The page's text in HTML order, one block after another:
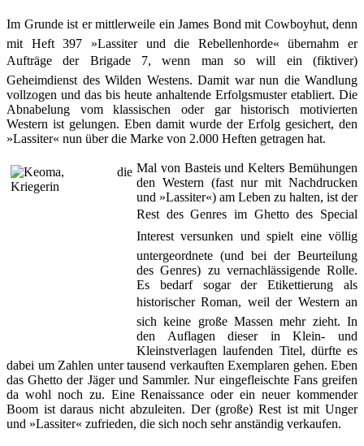
Im Grunde ist er mittlerweile ein James Bond mit Cowboyhut, denn
mit Heft 397 »Lassiter und die Rebellenhorde« übernahm er
Aufträge der Brigade 7, wenn man so will ein (fiktiver)
Geheimdienst des Wilden Westens. Damit war nun die Wandlung
vollzogen und das bis heute anhaltende Erfolgsmuster etabliert. Die
Abnabelung vom klassischen oder gar historisch motivierten
Western ist gelungen. Eben damit wurde der Erfolg gesichert, den
»Lassiter« nun über die Marke von 2.000 Heften getragen hat.
Mal von Basteis und Kelters Bemühungen
den Western (fast nur mit Nachdrucken
und »Lassiter«) am Leben zu halten, ist der
Rest des Genres im Ghetto des Special
Interest versunken und spielt eine völlig
untergeordnete (und bei der Beurteilung
des Genres) zu vernachlässigende Rolle.
Es bedarf sogar der Etikettierung als
historischer Roman, weil der Western an
sich keine große Massen mehr zieht. In
den Auflagen dieser in Klein- und
Kleinstverlagen laufenden Titel, dürfte es
dabei um Zahlen unter tausend verkauften Exemplaren gehen. Eben
das Ghetto der Jäger und Sammler. Nur eingefleischte Fans greifen
da wohl noch zu. Eine Renaissance oder ein neuer kommender
Boom ist daraus nicht abzuleiten. Der (große) Rest ist mit Unger
und »Lassiter« zufrieden, die sich noch sehr anständig verkaufen.